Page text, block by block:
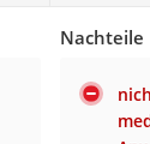
Nachteile